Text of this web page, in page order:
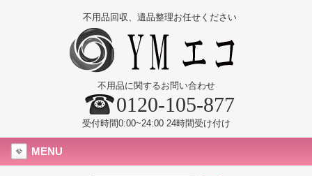
不用品回収、遺品整理お任せください
不用品に関するお問い合わせ
0120-105-877
受付時間0:00~24:00 24時間受け付け
MENU